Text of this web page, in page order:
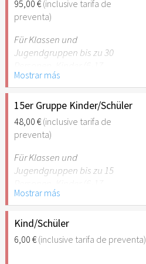
empfehlenswert.
95,00 €(inclusive tarifa de
preventa)
Für Klassen und
Jugendgruppen bis zu 30
Jahre) oder Schüler mit
Schülerausweis inklusive
erwachsene Begleitperson.
Hinweis: Für Kinder unter 6
Jahren ist der Ostergarten
Stuttgart nicht
empfehlenswert.
Mostrar más
15er Gruppe Kinder/Schüler
48,00 €(inclusive tarifa de
preventa)
Für Klassen und
Jugendgruppen bis zu 15
Jahre) oder Schüler mit
Schülerausweis inklusive
erwachsene Begleitperson.
Hinweis: Für Kinder unter 6
Mostrar más
Kind/Schüler
6,00 €(inclusive tarifa de preventa)